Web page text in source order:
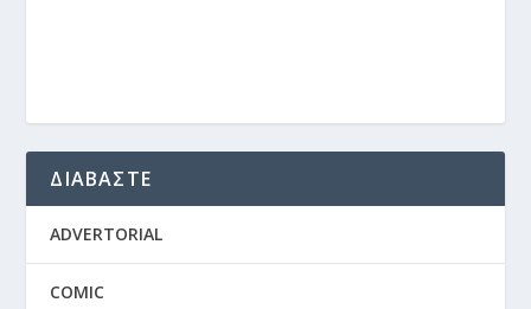
ΔΙΑΒΑΣΤΕ
ADVERTORIAL
COMIC